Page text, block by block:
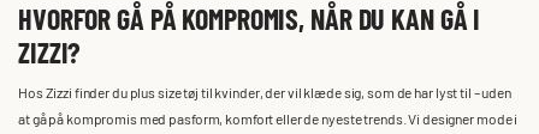
HVORFOR GÅ PÅ KOMPROMIS, NÅR DU KAN GÅ I
ZIZZI?
Hos Zizzi finder du plus size tøj til kvinder, der vil klæde sig, som de har lyst til – uden
at gå på kompromis med pasform, komfort eller de nyeste trends. Vi designer mode i